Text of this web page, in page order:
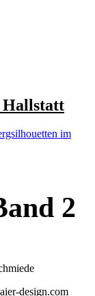
Hallstatt
2
design.com